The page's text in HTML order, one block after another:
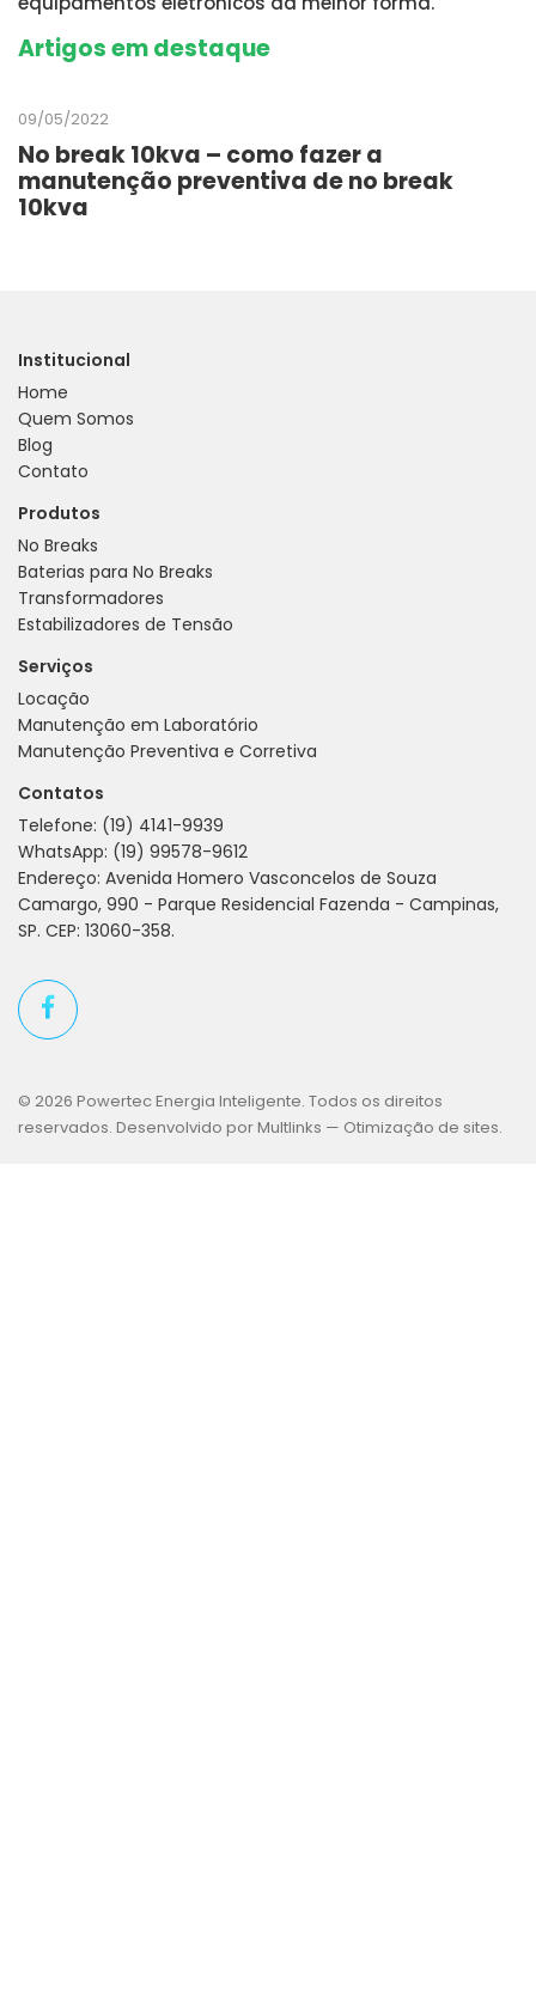
Artigos em destaque
09/05/2022
No break 10kva – como fazer a
manutenção preventiva de no break
10kva
Institucional
Home
Quem Somos
Blog
Contato
Produtos
No Breaks
Baterias para No Breaks
Transformadores
Estabilizadores de Tensão
Serviços
Locação
Manutenção em Laboratório
Manutenção Preventiva e Corretiva
Contatos
Telefone: (19) 4141-9939
WhatsApp: (19) 99578-9612
Endereço: Avenida Homero Vasconcelos de Souza
Camargo, 990 - Parque Residencial Fazenda - Campinas,
SP. CEP: 13060-358.
© 2026 Powertec Energia Inteligente. Todos os direitos
reservados. Desenvolvido por Multlinks — Otimização de sites.